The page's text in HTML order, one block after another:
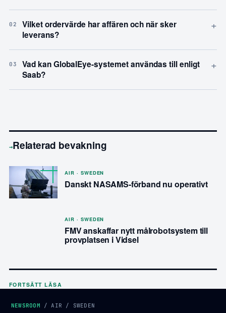
02
Vilket ordervärde har affären och när sker
leverans?
+
03
Vad kan GlobalEye-systemet användas till enligt
Saab?
+
→Relaterad bevakning
AIR · SWEDEN
Danskt NASAMS-förband nu operativt
AIR · SWEDEN
FMV anskaffar nytt målrobotsystem till
provplatsen i Vidsel
FORTSÄTT LÄSA
NEWSROOM /AIR / SWEDEN